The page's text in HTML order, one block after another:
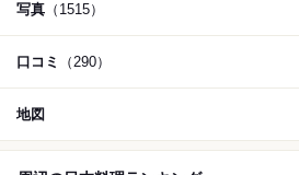
写真 （1515）
口コミ （290）
地図